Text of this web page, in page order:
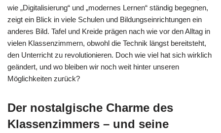
wie „Digitalisierung“ und „modernes Lernen“ ständig begegnen,
zeigt ein Blick in viele Schulen und Bildungseinrichtungen ein
anderes Bild. Tafel und Kreide prägen nach wie vor den Alltag in
vielen Klassenzimmern, obwohl die Technik längst bereitsteht,
den Unterricht zu revolutionieren. Doch wie viel hat sich wirklich
geändert, und wo bleiben wir noch weit hinter unseren
Möglichkeiten zurück?
Der nostalgische Charme des
Klassenzimmers – und seine